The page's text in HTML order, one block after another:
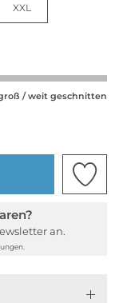
XXL
/ weit geschnitten
an.